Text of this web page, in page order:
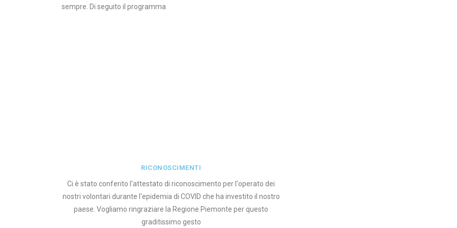
sempre. Di seguito il programma
RICONOSCIMENTI
Ci è stato conferito l'attestato di riconoscimento per l'operato dei
nostri volontari durante l'epidemia di COVID che ha investito il nostro
paese. Vogliamo ringraziare la Regione Piemonte per questo
graditissimo gesto